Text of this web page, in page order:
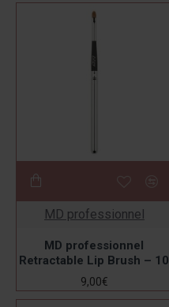
MD professionnel
MD professionnel
Retractable Lip Brush – 10
9,00€